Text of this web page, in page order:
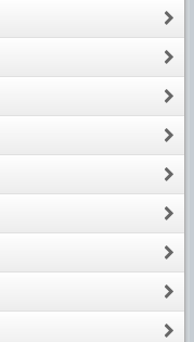
仲間と声を張り上げ
）
か、先生を中心に詰
ピーが用意されてい
も懐かしく、郷愁を
往年の思い出が、湧
、皺、出っ腹、あた
れる。
純粋な時代であるの
端な年月ではない。
訳であり、小生にも
子は、今は東北人。
傷があろうと、オン